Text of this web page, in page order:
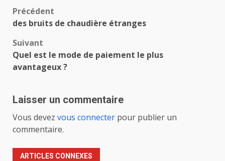
Navigation
Précédent
des bruits de chaudière étranges
Suivant
Quel est le mode de paiement le plus
avantageux ?
Laisser un commentaire
Vous devez vous connecter pour publier un
commentaire.
ARTICLES CONNEXES